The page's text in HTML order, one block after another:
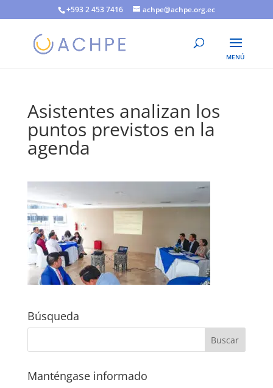
+593 2 453 7416 achpe@achpe.org.ec
Asistentes analizan los
puntos previstos en la
agenda
Búsqueda
Manténgase informado